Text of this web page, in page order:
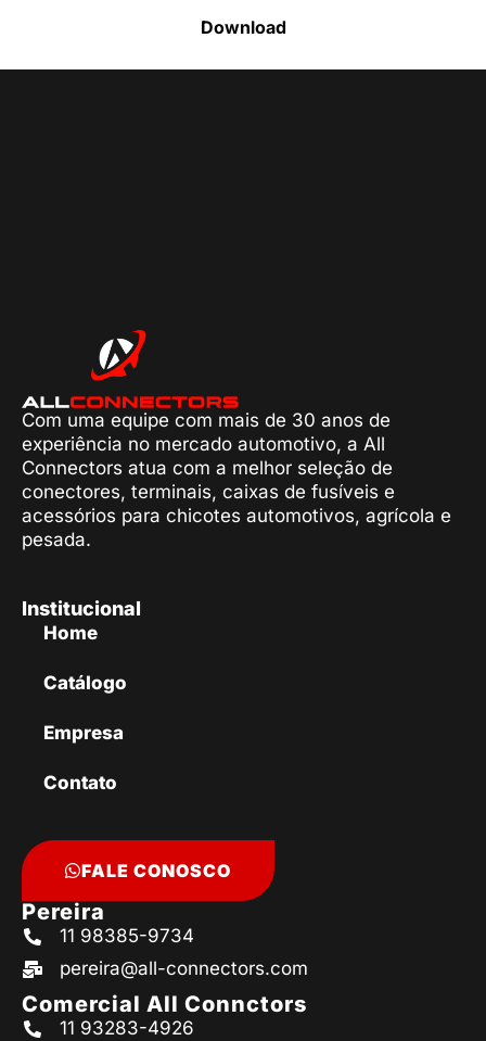
Download
Com uma equipe com mais de 30 anos de
experiência no mercado automotivo, a All
Connectors atua com a melhor seleção de
conectores, terminais, caixas de fusíveis e
acessórios para chicotes automotivos, agrícola e
pesada.
Institucional
Home
Catálogo
Empresa
Contato
FALE CONOSCO
Pereira
11 98385-9734
pereira@all-connectors.com
Comercial All Connctors
11 93283-4926